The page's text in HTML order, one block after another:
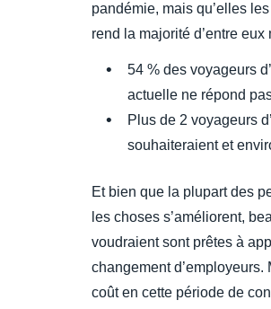
pandémie, mais qu’elles
rend la majorité d’entre
54 % des voyageurs
actuelle ne répond
Plus de 2 voyageurs
souhaiteraient et
Et bien que la plupart des
les choses s’améliorent,
voudraient sont prêtes à
changement
coût en cette période de